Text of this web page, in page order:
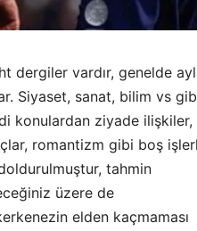
dergiler vardır, genelde
Siyaset, sanat, bilim vs
konulardan ziyade ilişkiler,
romantizm gibi boş
tahmin
üzere de
elden kaçmaması